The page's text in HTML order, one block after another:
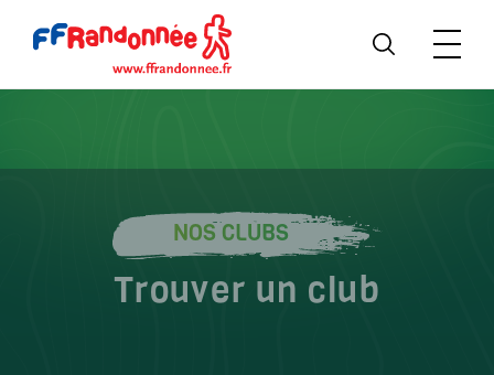
NOS CLUBS
Trouver un club